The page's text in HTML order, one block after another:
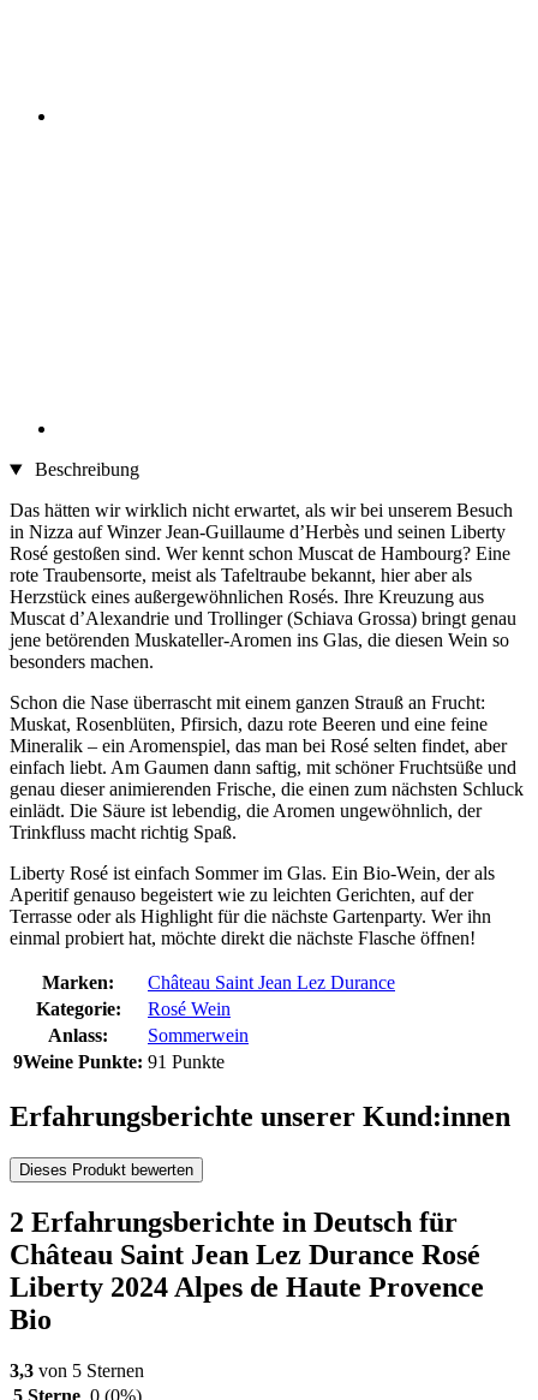
Beschreibung
Das hätten wir wirklich nicht erwartet, als wir bei unserem Besuch
in Nizza auf Winzer Jean-Guillaume d’Herbès und seinen Liberty
Rosé gestoßen sind. Wer kennt schon Muscat de Hambourg? Eine
rote Traubensorte, meist als Tafeltraube bekannt, hier aber als
Herzstück eines außergewöhnlichen Rosés. Ihre Kreuzung aus
Muscat d’Alexandrie und Trollinger (Schiava Grossa) bringt genau
jene betörenden Muskateller-Aromen ins Glas, die diesen Wein so
besonders machen.
Schon die Nase überrascht mit einem ganzen Strauß an Frucht:
Muskat, Rosenblüten, Pfirsich, dazu rote Beeren und eine feine
Mineralik – ein Aromenspiel, das man bei Rosé selten findet, aber
einfach liebt. Am Gaumen dann saftig, mit schöner Fruchtsüße und
genau dieser animierenden Frische, die einen zum nächsten Schluck
einlädt. Die Säure ist lebendig, die Aromen ungewöhnlich, der
Trinkfluss macht richtig Spaß.
Liberty Rosé ist einfach Sommer im Glas. Ein Bio-Wein, der als
Aperitif genauso begeistert wie zu leichten Gerichten, auf der
Terrasse oder als Highlight für die nächste Gartenparty. Wer ihn
einmal probiert hat, möchte direkt die nächste Flasche öffnen!
Marken:
Château Saint Jean Lez Durance
Kategorie:
Rosé Wein
Anlass:
Sommerwein
9Weine Punkte: 91 Punkte
Erfahrungsberichte unserer Kund:innen
Dieses Produkt bewerten
2 Erfahrungsberichte in Deutsch für
Château Saint Jean Lez Durance Rosé
Liberty 2024 Alpes de Haute Provence
Bio
3,3 von 5 Sternen
5 Sterne 0 (0%)